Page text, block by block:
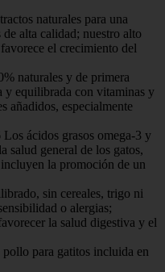
naturales para una
alta calidad; nuestro alto
el crecimiento del
naturales y de primera
y equilibrada con vitaminas y
añadidos, especialmente
ácidos grasos omega-3 y
salud general de los gatos,
la promoción de un
sin cereales, trigo ni
o alergias;
la salud digestiva y el
para gatitos incluida en